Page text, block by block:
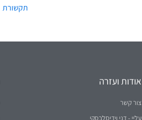
תקשורת
אודות ועזרה
צור קשר
עליי - דני וידיסלבסקי